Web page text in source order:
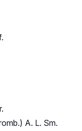
A. L. Sm.